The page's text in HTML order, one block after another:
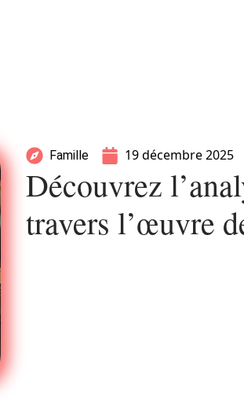
Famille 19 décembre 2025
Découvrez
travers l’œuvre